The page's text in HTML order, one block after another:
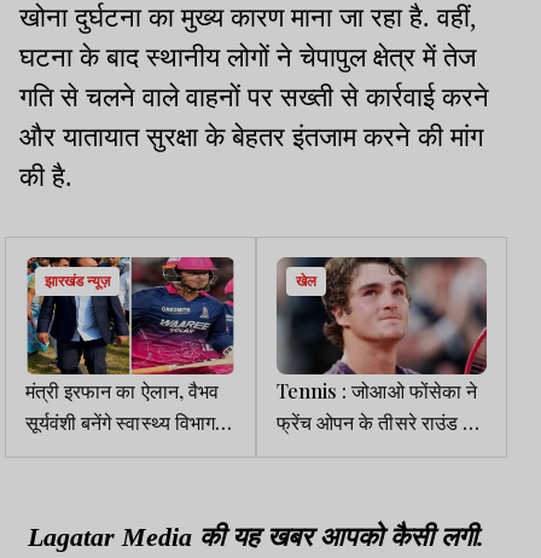
खोना दुर्घटना का मुख्य कारण माना जा रहा है. वहीं,
घटना के बाद स्थानीय लोगों ने चेपापुल क्षेत्र में तेज
गति से चलने वाले वाहनों पर सख्ती से कार्रवाई करने
और यातायात सुरक्षा के बेहतर इंतजाम करने की मांग
की है.
झारखंड न्यूज़
मंत्री इरफान का ऐलान, वैभव
सूर्यवंशी बनेंगे स्वास्थ्य विभाग
का ब्रांड एंबेसडर
खेल
Tennis : जोआओ फोंसेका ने
फ्रेंच ओपन के तीसरे राउंड में
नोवाक जोकोविच को हराया
Lagatar Media की यह खबर आपको कैसी लगी.